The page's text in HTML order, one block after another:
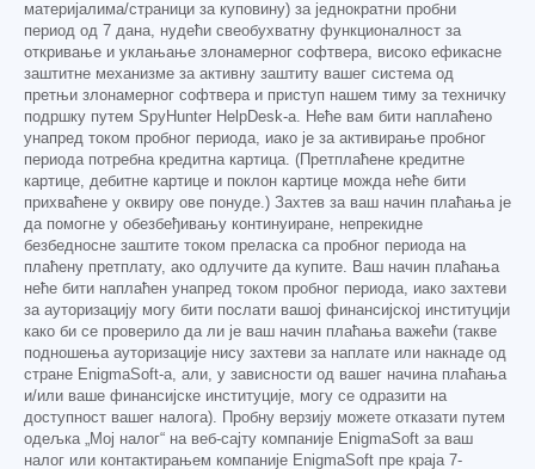
материјалима/страници за куповину) за једнократни пробни
период од 7 дана, нудећи свеобухватну функционалност за
откривање и уклањање злонамерног софтвера, високо ефикасне
заштитне механизме за активну заштиту вашег система од
претњи злонамерног софтвера и приступ нашем тиму за техничку
подршку путем SpyHunter HelpDesk-а. Неће вам бити наплаћено
унапред током пробног периода, иако је за активирање пробног
периода потребна кредитна картица. (Претплаћене кредитне
картице, дебитне картице и поклон картице можда неће бити
прихваћене у оквиру ове понуде.) Захтев за ваш начин плаћања је
да помогне у обезбеђивању континуиране, непрекидне
безбедносне заштите током преласка са пробног периода на
плаћену претплату, ако одлучите да купите. Ваш начин плаћања
неће бити наплаћен унапред током пробног периода, иако захтеви
за ауторизацију могу бити послати вашој финансијској институцији
како би се проверило да ли је ваш начин плаћања важећи (такве
подношења ауторизације нису захтеви за наплате или накнаде од
стране EnigmaSoft-а, али, у зависности од вашег начина плаћања
и/или ваше финансијске институције, могу се одразити на
доступност вашег налога). Пробну верзију можете отказати путем
одељка „Мој налог“ на веб-сајту компаније EnigmaSoft за ваш
налог или контактирањем компаније EnigmaSoft пре краја 7-